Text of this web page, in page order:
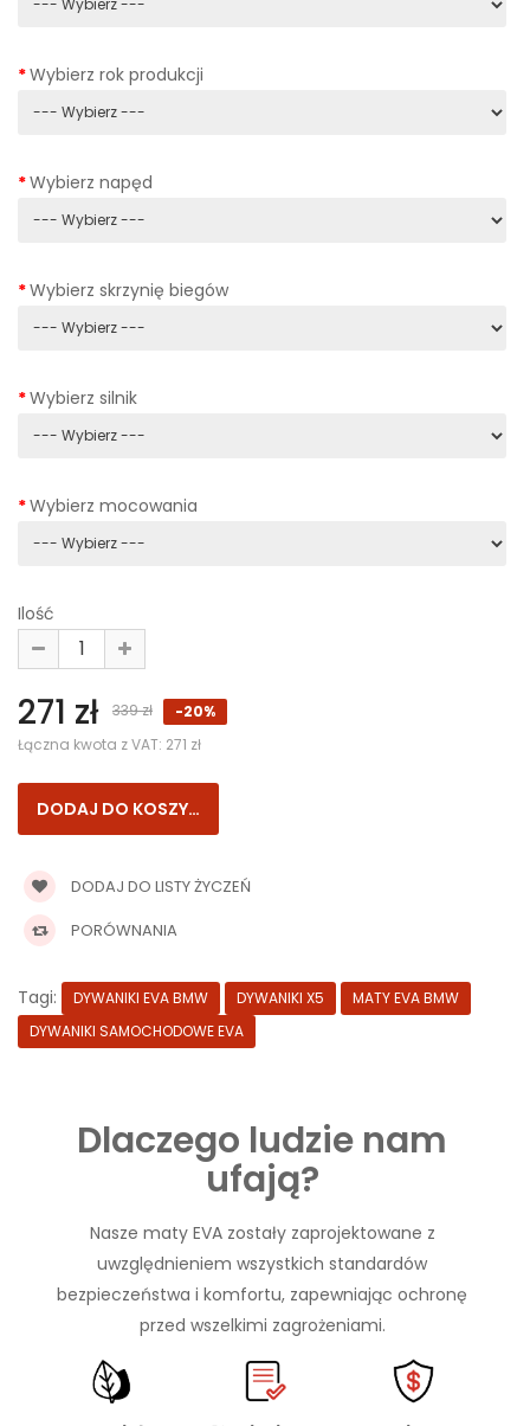
Wybierz rok produkcji
Wybierz napęd
Wybierz skrzynię biegów
Wybierz silnik
Wybierz mocowania
Ilość
271 zł 339 zł
-20%
Łączna kwota z VAT: 271 zł
DODAJ DO LISTY ŻYCZEŃ
PORÓWNANIA
Tagi: DYWANIKI EVA BMW DYWANIKI X5
MATY EVA BMW
DYWANIKI SAMOCHODOWE EVA
Dlaczego ludzie nam
ufają?
Nasze maty EVA zostały zaprojektowane z
uwzględnieniem wszystkich standardów
bezpieczeństwa i komfortu, zapewniając ochronę
przed wszelkimi zagrożeniami.